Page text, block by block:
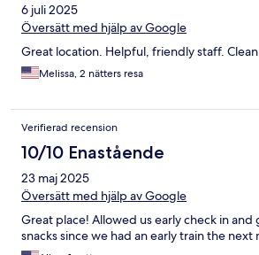
6 juli 2025
Översätt med hjälp av Google
Great location. Helpful, friendly staff.
Melissa, 2 nätters resa
Verifierad recension
10/10 Enastående
23 maj 2025
Översätt med hjälp av Google
Great place! Allowed us early check in and
snacks since we had an early train the next